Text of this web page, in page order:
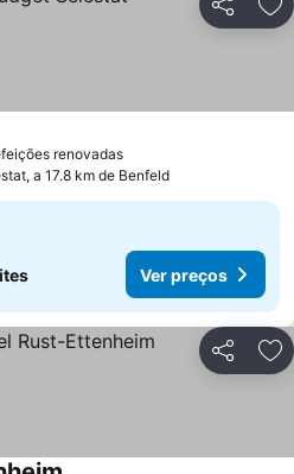
Partilhar
renovadas
a 17.8 km de Benfeld
Ver preços
Partilhar